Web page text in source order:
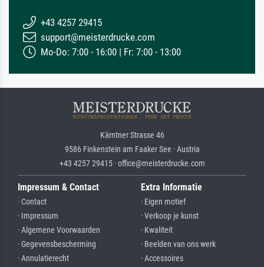
+43 4257 29415
support@meisterdrucke.com
Mo-Do: 7:00 - 16:00 | Fr: 7:00 - 13:00
Kärntner Strasse 46
9586 Finkenstein am Faaker See · Austria
+43 4257 29415 · office@meisterdrucke.com
Impressum & Contact
· Contact
· Impressum
· Algemene Voorwaarden
· Gegevensbescherming
· Annulatierecht
Extra Informatie
· Eigen motief
· Verkoop je kunst
· Kwaliteit
· Beelden van ons werk
· Accessoires